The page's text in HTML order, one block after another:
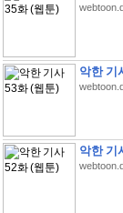
악한 기
악한 기